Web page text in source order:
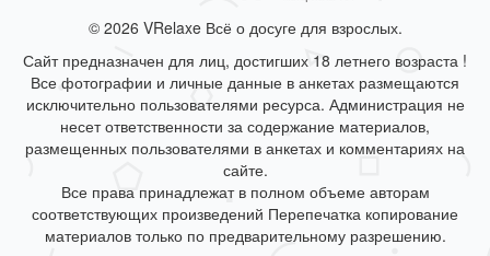
© 2026 VRelaxe Всё о досуге для взрослых.
Сайт предназначен для лиц, достигших 18 летнего возраста !
Все фотографии и личные данные в анкетах размещаются
исключительно пользователями ресурса. Администрация не
несет ответственности за содержание материалов,
размещенных пользователями в анкетах и комментариях на
сайте.
Все права принадлежат в полном объеме авторам
соответствующих произведений Перепечатка копирование
материалов только по предварительному разрешению.